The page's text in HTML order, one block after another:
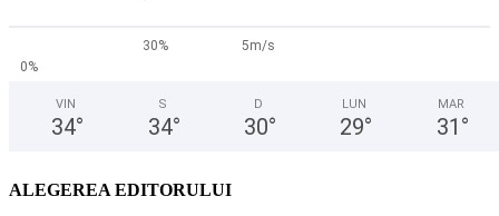
30%
5m/s
0%
VIN
34°
S
34°
D
30°
LUN
29°
MAR
31 °
ALEGEREA EDITORULUI